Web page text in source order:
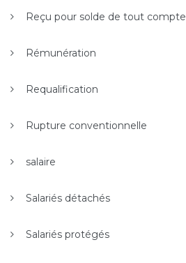
Reçu pour solde de tout compte
Rémunération
Requalification
Rupture conventionnelle
salaire
Salariés détachés
Salariés protégés